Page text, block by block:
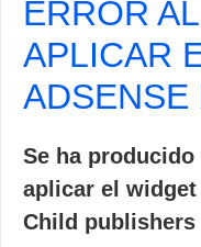
ERROR
APLICAR
ADSENSE
Se ha
aplicar el widget
Child publishers